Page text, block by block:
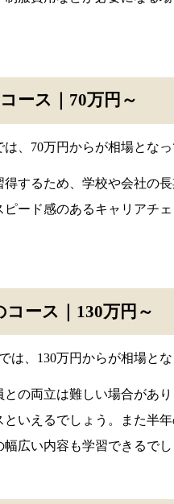
ース｜70万円～
、70万円からが相場となっ
するため、学校や会社の
ード感のあるキャリアチ
ース｜130万円～
は、130万円からが相場とな
の両立は難しい場合があ
いえるでしょう。また半
広い内容も学習できるでし